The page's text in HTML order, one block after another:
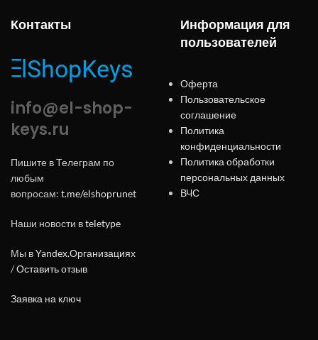
Контакты
info@el-shop-
keys.ru
Пишите в Телеграм по
любым
вопросам: t.me/elshoprunet
Наши новости вteletype
Мы вYandex.Организациях
/Оставить отзыв
Заявка на ключ
Информация для
пользователей
Оферта
Пользовательское
соглашение
Политика
конфиденциальности
Политика обработки
персональных данных
ВЧС